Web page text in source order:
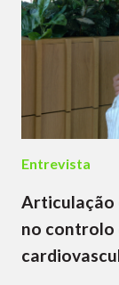
Entrevista
Articulação
no controlo